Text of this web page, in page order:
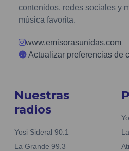
contenidos, redes sociales y
música favorita.
www.emisorasunidas.com
Actualizar preferencias de
Nuestras
radios
Yosi Sideral 90.1
La Grande 99.3